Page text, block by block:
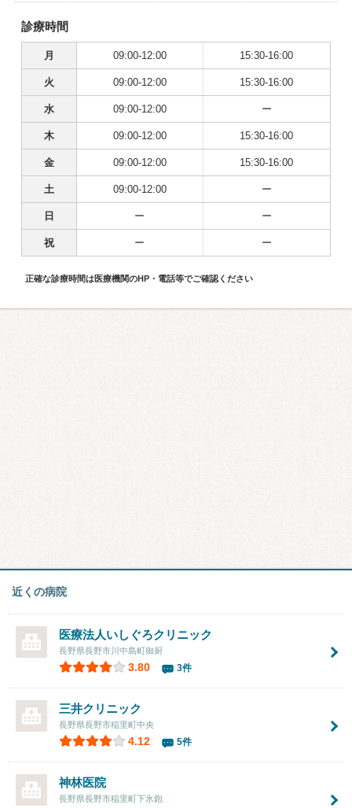
診療時間
月 09:00-12:00 15:30-16:00
火 09:00-12:00 15:30-16:00
水 09:00-12:00 ー
木 09:00-12:00 15:30-16:00
金 09:00-12:00 15:30-16:00
土 09:00-12:00 ー
日 ー ー
祝 ー ー
正確な診療時間は医療機関のHP・電話等でご確認ください
近くの病院
医療法人いしぐろクリニック
長野県長野市川中島町御厨
3.80 3件
三井クリニック
長野県長野市稲里町中央
4.12 5件
神林医院
長野県長野市稲里町下氷鉋